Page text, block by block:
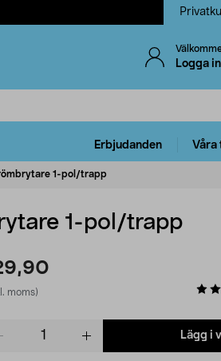
Logga
Erbjudanden Våra
1-pol/trapp
1-pol/trapp
moms)
Lägg i